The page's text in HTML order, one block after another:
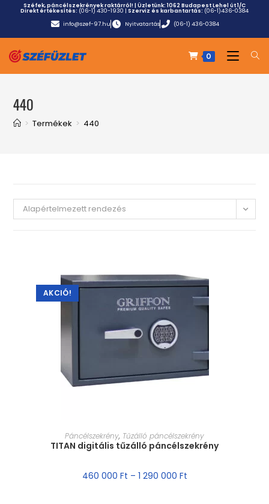
Széfek, páncélszekrények raktárról! | Üzletünk:1062 Budapest Lehel út 1/C
Direkt értékesítés: (06-1) 430-1930 | Szerviz és karbantartás: (06-1)436-0384
info@szef-97.hu
Nyitvatartás (06-1) 436-0384
0
440
> Termékek > 440
Alapértelmezett rendezés
AKCIÓ!
MÉRET VÁLASZTÁSA
Páncélszekrény, Tűzálló páncélszekrény
TITAN digitális tűzálló páncélszekrény
460 000 Ft – 1 290 000 Ft